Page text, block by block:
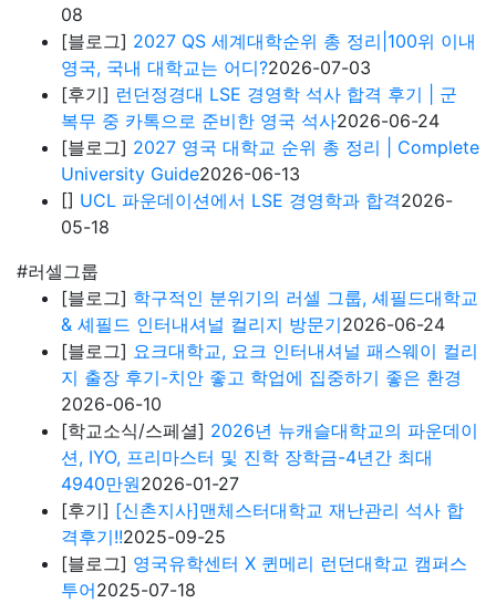
08
[블로그] 2027 QS 세계대학순위 총 정리|100위 이내
영국, 국내 대학교는 어디?2026-07-03
[후기] 런던정경대 LSE 경영학 석사 합격 후기 | 군
복무 중 카톡으로 준비한 영국 석사2026-06-24
[블로그] 2027 영국 대학교 순위 총 정리 | Complete
University Guide2026-06-13
[] UCL 파운데이션에서 LSE 경영학과 합격2026-
05-18
#러셀그룹
[블로그] 학구적인 분위기의 러셀 그룹, 셰필드대학교
& 셰필드 인터내셔널 컬리지 방문기2026-06-24
[블로그] 요크대학교, 요크 인터내셔널 패스웨이 컬리
지 출장 후기-치안 좋고 학업에 집중하기 좋은 환경
2026-06-10
[학교소식/스페셜] 2026년 뉴캐슬대학교의 파운데이
션, IYO, 프리마스터 및 진학 장학금-4년간 최대
4940만원2026-01-27
[후기] [신촌지사]맨체스터대학교 재난관리 석사 합
격후기!!2025-09-25
[블로그] 영국유학센터 X 퀸메리 런던대학교 캠퍼스
투어2025-07-18